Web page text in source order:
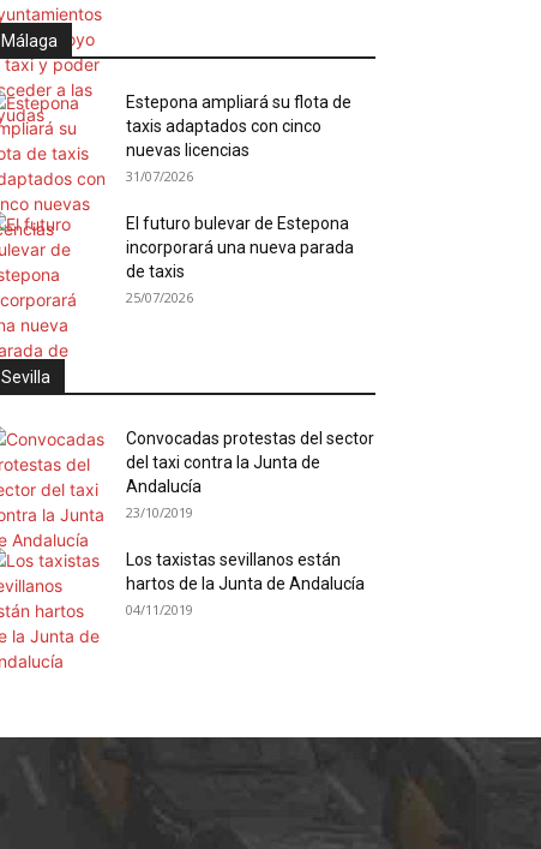
Málaga
Estepona ampliará su flota de
taxis adaptados con cinco
nuevas licencias
31/07/2026
El futuro bulevar de Estepona
incorporará una nueva parada
de taxis
25/07/2026
Sevilla
Convocadas protestas del sector
del taxi contra la Junta de
Andalucía
23/10/2019
Los taxistas sevillanos están
hartos de la Junta de Andalucía
04/11/2019